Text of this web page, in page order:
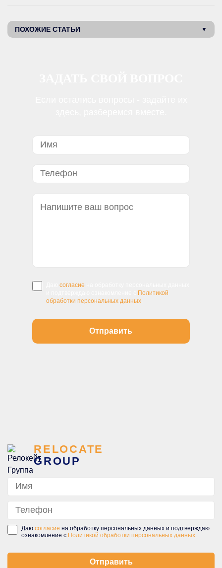
ПОХОЖИЕ СТАТЬИ
согласие
Политикой
обработки персональных данных.
RELOCATE
GROUP
Даю согласие на обработку персональных данных и подтверждаю
ознакомление с Политикой обработки персональных данных